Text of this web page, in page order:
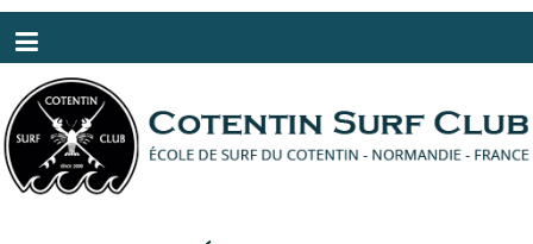
Panneau de gestion des cookies